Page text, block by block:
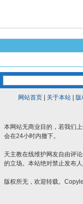
网站首页| 关于本站| 版
本网站无商业目的，若我们
会在24小时内撤下。
天主教在线维护网友自由评
的立场。本站绝对禁止发布
版权所无，欢迎转载。